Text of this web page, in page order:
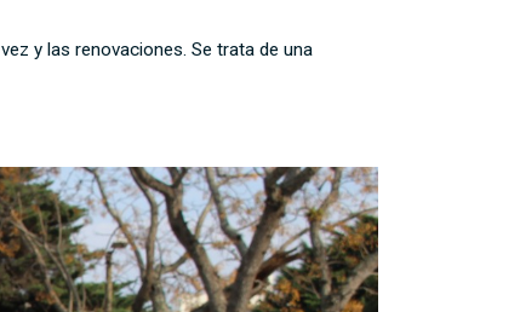
y las renovaciones. Se trata de una